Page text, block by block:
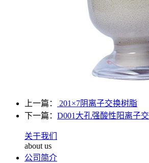
上一篇：
201×7阴离子交换树脂
下一篇： D001大孔强酸性阳离子
关于我们
about us
公司简介